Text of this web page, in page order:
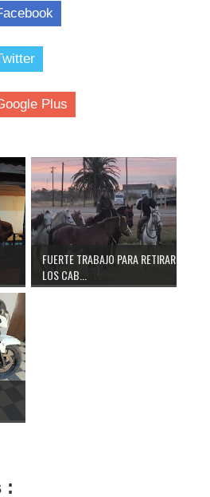
Plus
FUERTE TRABAJO PARA RETIRAR
LOS CAB...
: